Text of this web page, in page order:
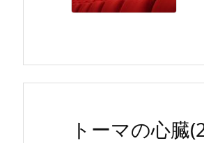
トーマの心臓